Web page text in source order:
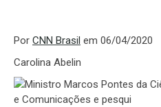
Por CNN Brasil em 06/04/2020
Carolina Abelin